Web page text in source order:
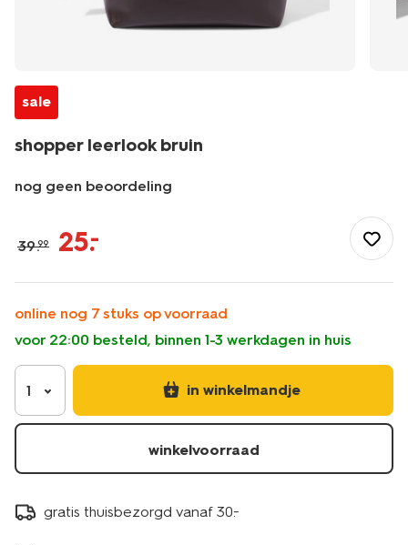
sale
shopper leerlook bruin
nog geen beoordeling
leerlook-
bruin-
39.99 25.–
online nog 7 stuks op voorraad
voor 22:00 besteld, binnen 1-3 werkdagen in huis
1 in winkelmandje
winkelvoorraad
gratis thuisbezorgd vanaf 30.-